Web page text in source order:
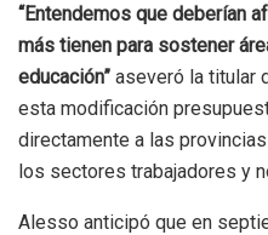
“Entendemos que deberían
más tienen para sostener
educación” aseveró la titular
esta modificación
directamente a las
los sectores trabajadores y
Alesso anticipó que en